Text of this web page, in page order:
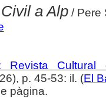
a Alp/ Pere
Revista Cultural
p. 45-53: il. (El
pàgina.